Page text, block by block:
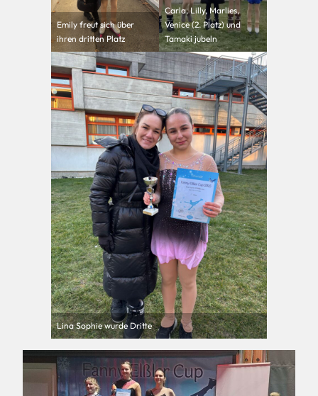
Emily freut sich über
ihren dritten Platz
Carla, Lilly, Marlies,
Venice (2. Platz) und
Tamaki jubeln
Lina Sophie wurde Dritte